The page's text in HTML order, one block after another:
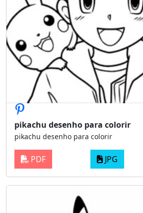
pikachu desenho para colorir
pikachu desenho para colorir
PDF JPG